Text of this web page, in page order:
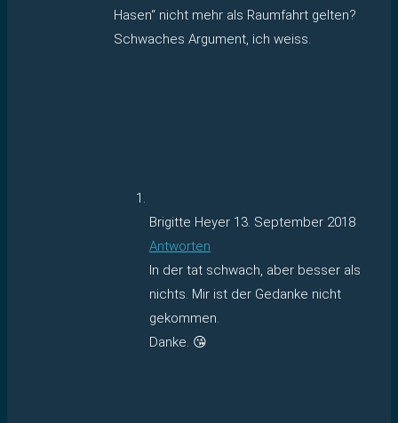
Hasen“ nicht mehr als Raumfahrt gelten?
Schwaches Argument, ich weiss.
Brigitte Heyer 13. September 2018
Antworten
In der tat schwach, aber besser als
nichts. Mir ist der Gedanke nicht
gekommen.
Danke. 😘